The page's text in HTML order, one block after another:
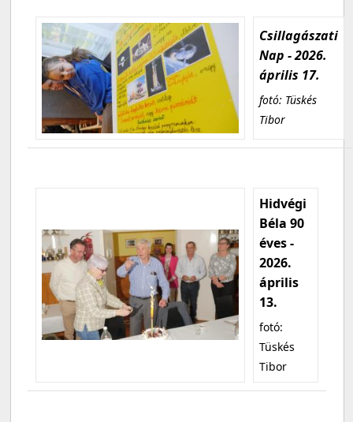
Csillagászati
Nap - 2026.
április 17.
fotó: Tüskés
Tibor
Hidvégi
Béla 90
éves -
2026.
április
13.
fotó:
Tüskés
Tibor